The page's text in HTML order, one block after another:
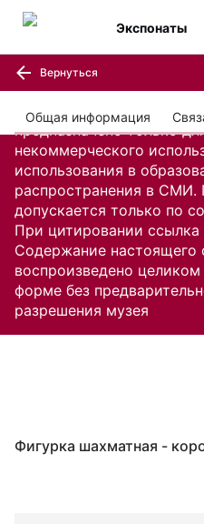
Содержание настоящего
изображения и
предназначено только
некоммерческого
использования в
распространения в СМИ.
допускается только по
При цитировании ссылка
Содержание настоящего
воспроизведено
форме без
разрешения музея
Экспонаты
Вернуться
Общая информация
Фигурка шахматная -